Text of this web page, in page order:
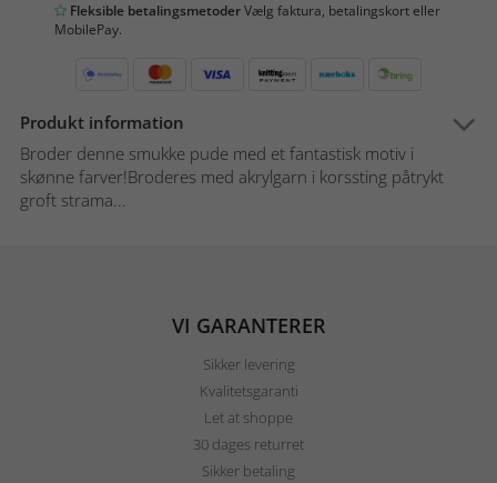
Fleksible betalingsmetoderVælg faktura, betalingskort eller
MobilePay.
Produkt information
Broder denne smukke pude med et fantastisk motiv i
skønne farver!Broderes med akrylgarn i korssting påtrykt
groft strama...
VI GARANTERER
Sikker levering
Kvalitetsgaranti
Let at shoppe
30 dages returret
Sikker betaling